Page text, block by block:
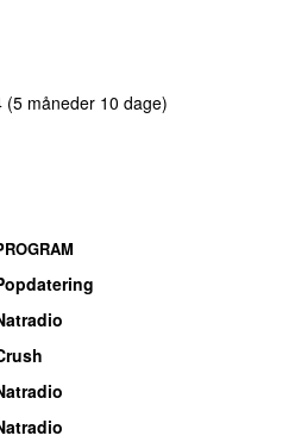
(5 måneder 10 dage)